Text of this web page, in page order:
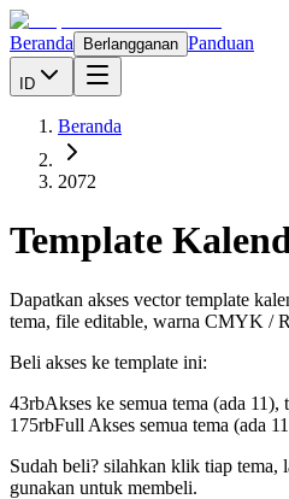
Beranda Berlangganan Panduan
ID
Beranda
2072
Template
Dapatkan akses vector template
tema, file editable, warna CMYK /
Beli akses ke template ini:
43rbAkses ke semua tema (ada 11),
175rbFull Akses semua tema (ada
Sudah beli? silahkan klik tiap tema,
gunakan untuk membeli.